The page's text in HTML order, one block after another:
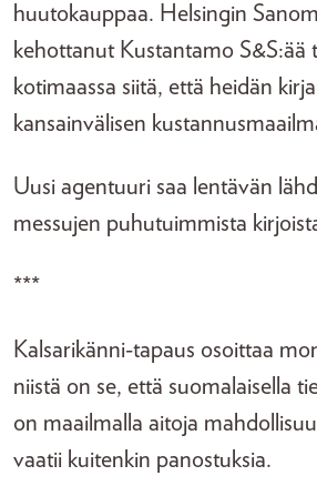
huutokauppaa. Helsingin
kehottanut Kustantamo S&S:ää
kotimaassa siitä, että heidän
kansainvälisen
Uusi agentuuri saa lentävän
messujen puhutuimmista
***
Kalsarikänni-tapaus osoittaa
niistä on se, että suomalaisella
on maailmalla aitoja
vaatii kuitenkin panostuksia.